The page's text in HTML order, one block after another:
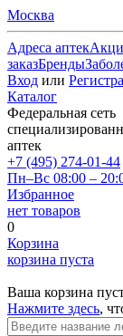
Москва
Адреса аптек
заказБренды
Вход или
Каталог
Федеральная сеть
аптек
+7 (495) 274-01-44
Пн–Вс 08:00 –
Избранное
нет товаров
0
Корзина
корзина пуста
Ваша корзина
Нажмите здесь,